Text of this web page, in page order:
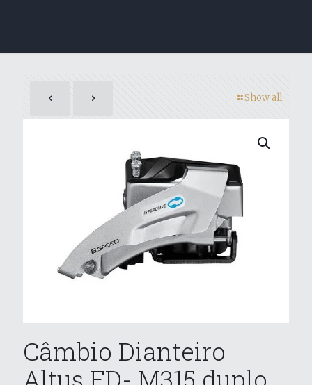
Show all
Câmbio Dianteiro
Altus FD- M315 duplo